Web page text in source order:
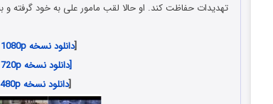
تهدیدات حفاظت کند. او حالا لقب مامور علی به خود گرفته
[دانلود نسخه 1080p با حجم 1.29 گیگابایت
[دانلود نسخه 720p با حجم 1.0 گیگابایت
[دانلود نسخه 480p با حجم 583 مگابایت